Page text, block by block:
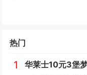
热门
1